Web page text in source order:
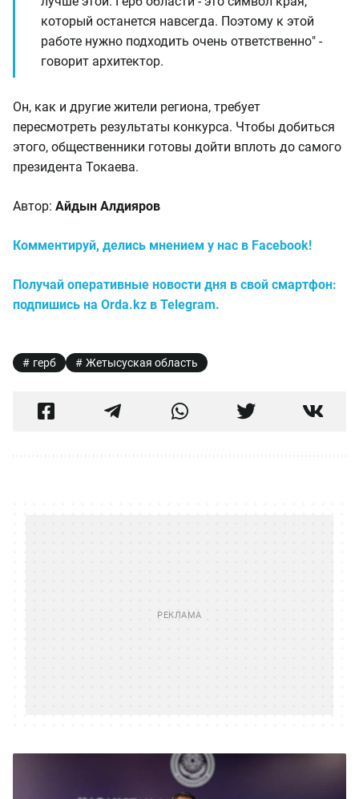
который останется навсегда. Поэтому к этой
работе нужно подходить очень ответственно" -
говорит архитектор.
Он, как и другие жители региона, требует
пересмотреть результаты конкурса. Чтобы добиться
этого, общественники готовы дойти вплоть до самого
президента Токаева.
Автор: Айдын Алдияров
Комментируй, делись мнением у нас в Facebook!
Получай оперативные новости дня в свой смартфон:
подпишись на Orda.kz в Telegram.
герб Жетысуская область